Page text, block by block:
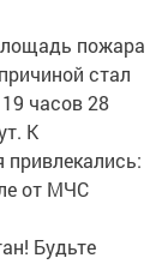
пожара
стал
часов 28
К
от МЧС
Будьте